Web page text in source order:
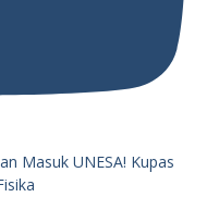
Masuk UNESA! Kupas